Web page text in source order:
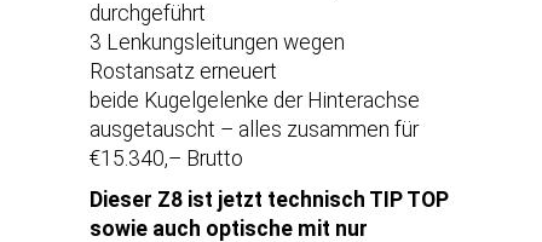
durchgeführt
3 Lenkungsleitungen wegen
Rostansatz erneuert
beide Kugelgelenke der Hinterachse
ausgetauscht – alles zusammen für
€15.340,– Brutto
Dieser Z8 ist jetzt technisch TIP TOP
sowie auch optische mit nur